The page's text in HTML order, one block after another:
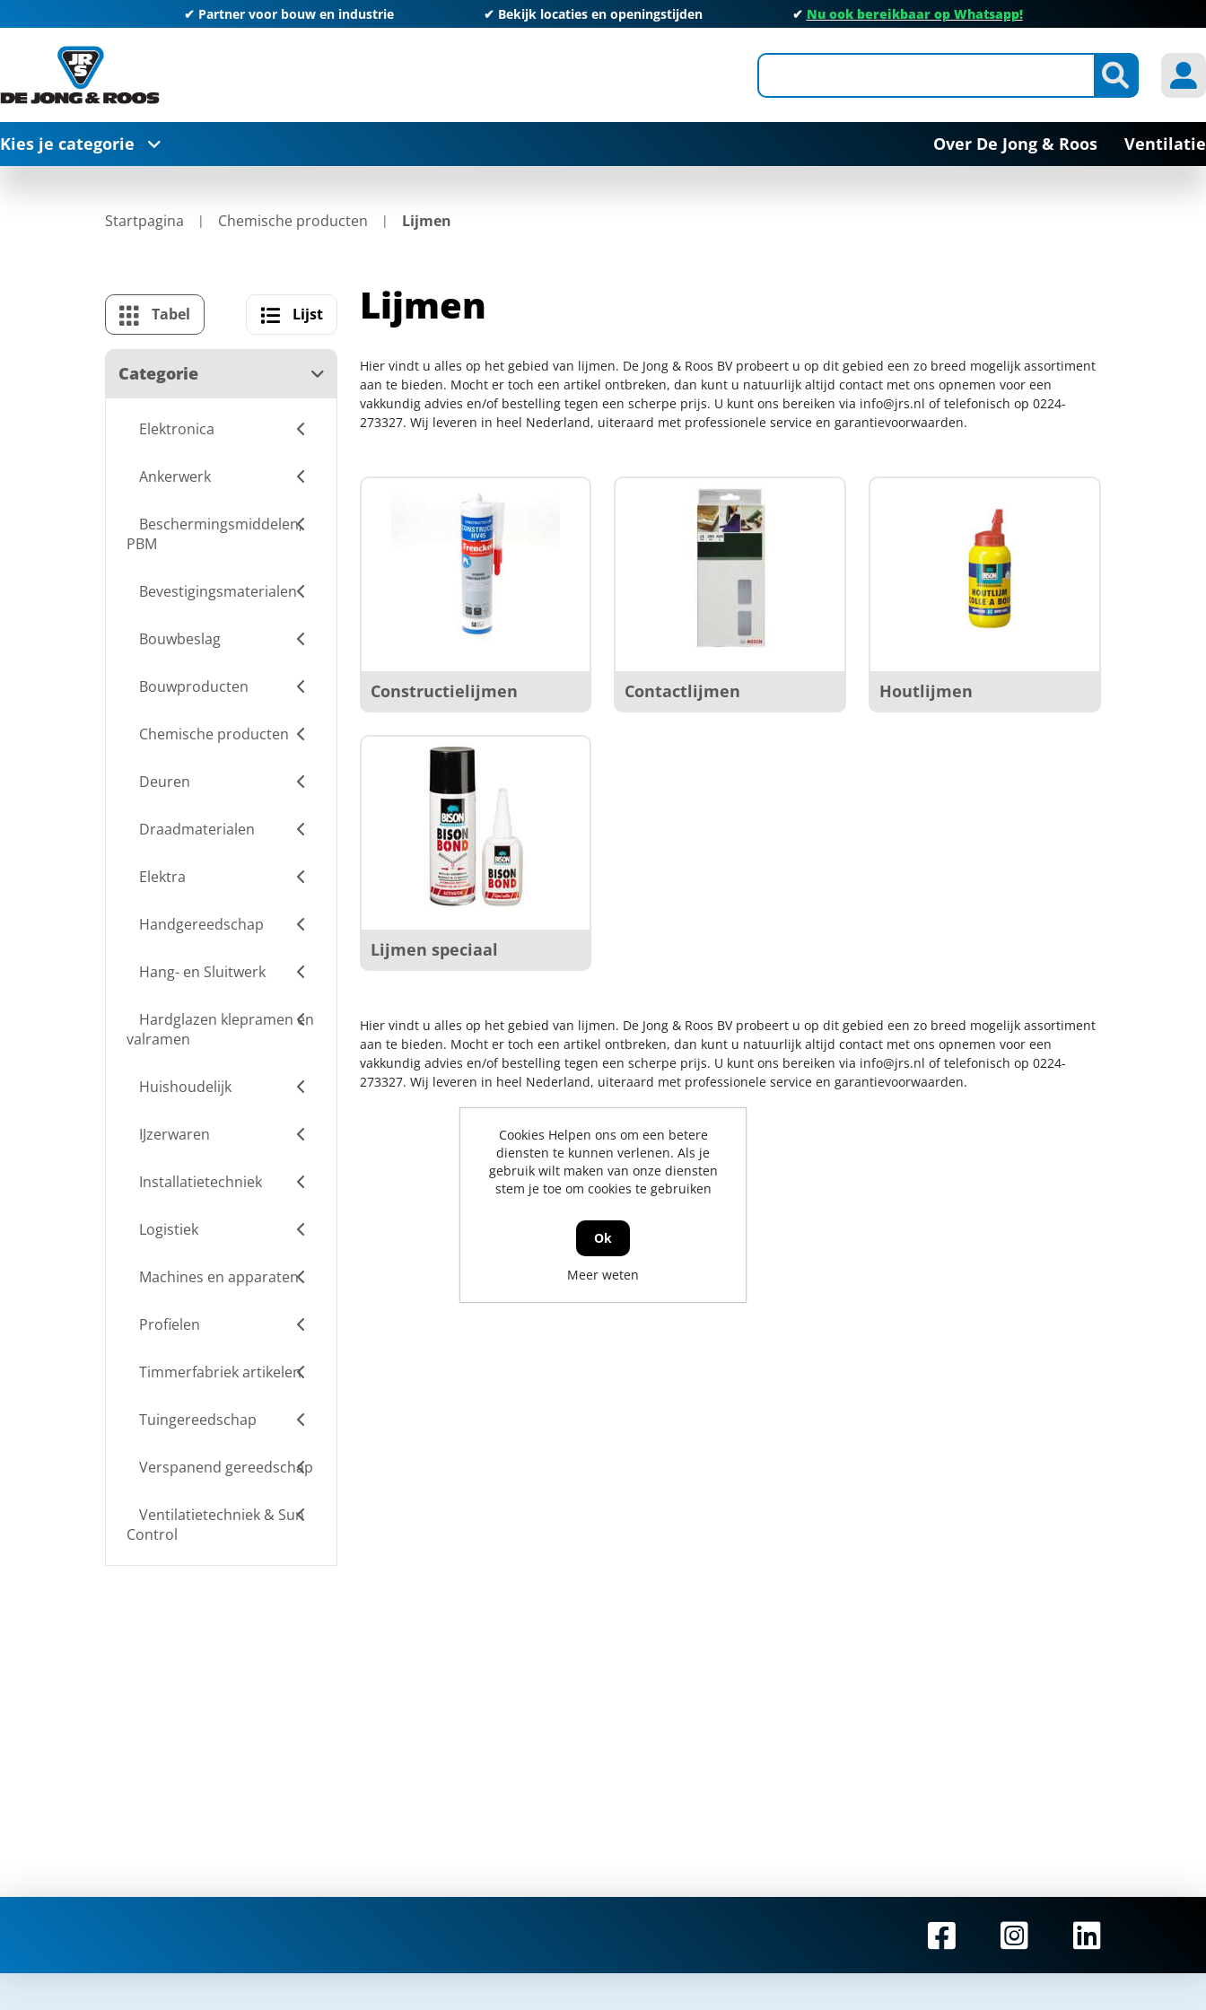
✔ Partner voor bouw en industrie ✔ Bekijk locaties en openingstijden ✔ Nu ook bereikbaar op Whatsapp!
Kies je categorie Over De Jong & Roos Ventilatie
Startpagina Chemische producten Lijmen
Tabel Lijst
Categorie
Elektronica
Ankerwerk
Beschermingsmiddelen,
PBM
Bevestigingsmaterialen
Bouwbeslag
Bouwproducten
Chemische producten
Deuren
Draadmaterialen
Elektra
Handgereedschap
Hang- en Sluitwerk
Hardglazen klepramen en
valramen
Huishoudelijk
IJzerwaren
Installatietechniek
Logistiek
Machines en apparaten
Profielen
Timmerfabriek artikelen
Tuingereedschap
Verspanend gereedschap
Ventilatietechniek & Sun
Control
Lijmen
Hier vindt u alles op het gebied van lijmen. De Jong & Roos BV probeert u op dit gebied een zo breed mogelijk assortiment
aan te bieden. Mocht er toch een artikel ontbreken, dan kunt u natuurlijk altijd contact met ons opnemen voor een
vakkundig advies en/of bestelling tegen een scherpe prijs. U kunt ons bereiken via info@jrs.nl of telefonisch op 0224-
273327. Wij leveren in heel Nederland, uiteraard met professionele service en garantievoorwaarden.
Constructielijmen Contactlijmen Houtlijmen
Lijmen speciaal
Hier vindt u alles op het gebied van lijmen. De Jong & Roos BV probeert u op dit gebied een zo breed mogelijk assortiment
aan te bieden. Mocht er toch een artikel ontbreken, dan kunt u natuurlijk altijd contact met ons opnemen voor een
vakkundig advies en/of bestelling tegen een scherpe prijs. U kunt ons bereiken via info@jrs.nl of telefonisch op 0224-
273327. Wij leveren in heel Nederland, uiteraard met professionele service en garantievoorwaarden.
Cookies Helpen ons om een betere
diensten te kunnen verlenen. Als je
gebruik wilt maken van onze diensten
stem je toe om cookies te gebruiken
Ok
Meer weten